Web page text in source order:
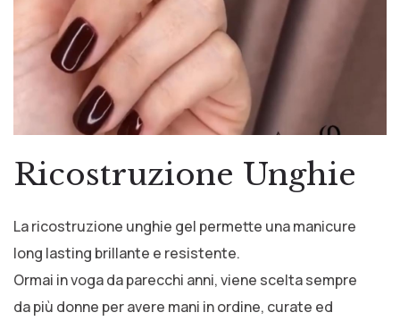
Ricostruzione Unghie
La ricostruzione unghie gel permette una manicure
long lasting brillante e resistente.
Ormai in voga da parecchi anni, viene scelta sempre
da più donne per avere mani in ordine, curate ed